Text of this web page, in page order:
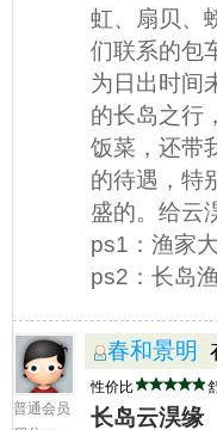
虹、扇贝、
们联系的包
为日出时间
的长岛之行
饭菜，还带
的待遇，特
盛的。给云
ps1：渔家
ps2：长岛
普通会员
春和景明
性价比
长岛云淏缘